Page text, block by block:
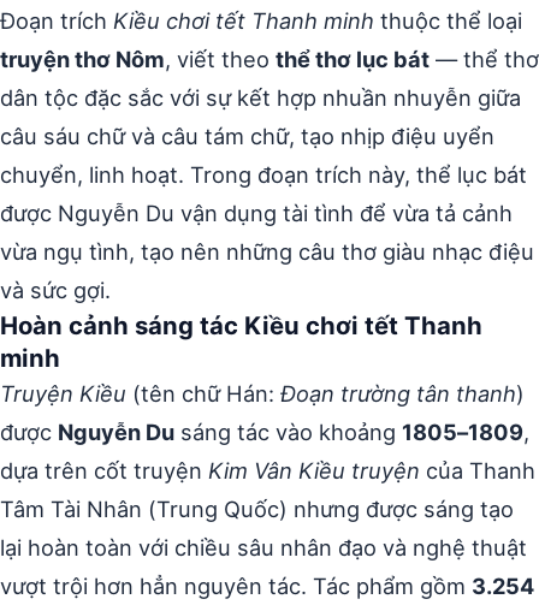
Đoạn trích Kiều chơi tết Thanh minh thuộc thể loại
truyện thơ Nôm, viết theo thể thơ lục bát — thể thơ
dân tộc đặc sắc với sự kết hợp nhuần nhuyễn giữa
câu sáu chữ và câu tám chữ, tạo nhịp điệu uyển
chuyển, linh hoạt. Trong đoạn trích này, thể lục bát
được Nguyễn Du vận dụng tài tình để vừa tả cảnh
vừa ngụ tình, tạo nên những câu thơ giàu nhạc điệu
và sức gợi.
Hoàn cảnh sáng tác Kiều chơi tết Thanh
minh
Truyện Kiều (tên chữ Hán: Đoạn trường tân thanh)
được Nguyễn Du sáng tác vào khoảng 1805–1809,
dựa trên cốt truyện Kim Vân Kiều truyện của Thanh
Tâm Tài Nhân (Trung Quốc) nhưng được sáng tạo
lại hoàn toàn với chiều sâu nhân đạo và nghệ thuật
vượt trội hơn hẳn nguyên tác. Tác phẩm gồm 3.254